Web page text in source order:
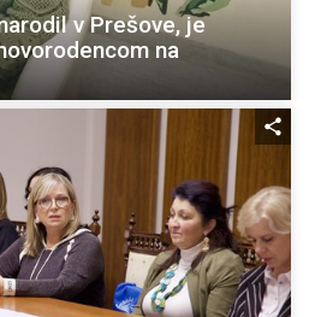
v Prešove, je
na